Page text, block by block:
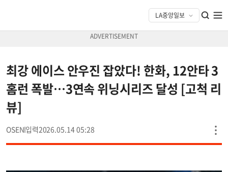
최강 에이스 안우진 잡았다! 한화, 12안타 3
홈런 폭발…3연속 위닝시리즈 달성 [고척 리
뷰]
OSEN 2026.05.14 05:28